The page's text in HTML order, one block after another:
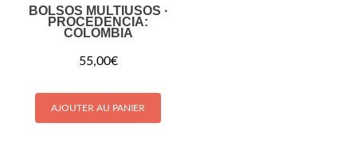
BOLSOS MULTIUSOS ·
PROCEDENCIA:
COLOMBIA
55,00€
AJOUTER AU PANIER